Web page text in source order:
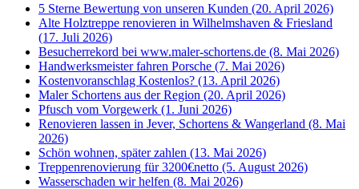
5 Sterne Bewertung von unseren Kunden (20. April 2026)
Alte Holztreppe renovieren in Wilhelmshaven & Friesland
(17. Juli 2026)
Besucherrekord bei www.maler-schortens.de (8. Mai 2026)
Handwerksmeister fahren Porsche (7. Mai 2026)
Kostenvoranschlag Kostenlos? (13. April 2026)
Maler Schortens aus der Region (20. April 2026)
Pfusch vom Vorgewerk (1. Juni 2026)
Renovieren lassen in Jever, Schortens & Wangerland (8. Mai
2026)
Schön wohnen, später zahlen (13. Mai 2026)
Treppenrenovierung für 3200€netto (5. August 2026)
Wasserschaden wir helfen (8. Mai 2026)